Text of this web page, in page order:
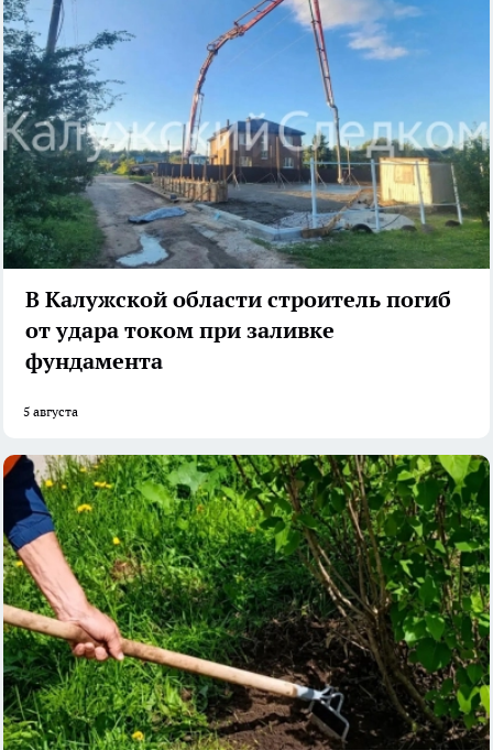
В Калужской области строитель погиб
от удара током при заливке
фундамента
5 августа